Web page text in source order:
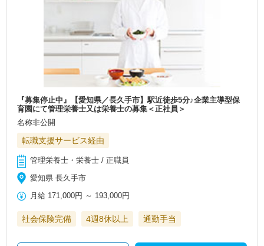
『募集停止中』【愛知県／長久手市】駅近徒歩5分♪企業主導型保
育園にて管理栄養士又は栄養士の募集＜正社員＞
名称非公開
転職支援サービス経由
管理栄養士・栄養士 / 正職員
愛知県 長久手市
月給 171,000円 ～ 193,000円
社会保険完備 4週8休以上 通勤手当